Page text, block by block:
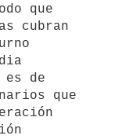
que
cubran
de
que